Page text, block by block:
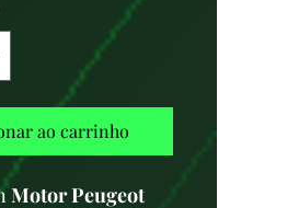
ao carrinho
Motor Peugeot